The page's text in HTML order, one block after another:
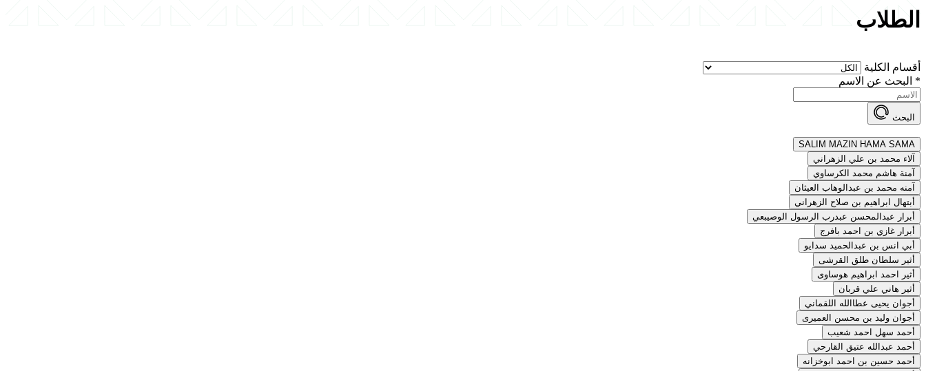
الطلاب
أقسام الكلية
* البحث عن الاسم
البحث
SALIM MAZIN HAMA SAMA
آلاء محمد بن علي الزهراني
آمنة هاشم محمد الكرساوي
آمنه محمد بن عبدالوهاب العيثان
أبتهال ابراهيم بن صلاح الزهراني
أبرار عبدالمحسن عبدرب الرسول الوصيبعي
أبرار غازي بن احمد بافرج
أبي انس بن عبدالحميد سدايو
أثير سلطان طلق القرشى
أثير احمد ابراهيم هوساوى
أثير هاني علي قربان
أجوان يحيى عطاالله اللقماني
أجوان وليد بن محسن العميرى
أحمد سهل احمد شعيب
أحمد عبدالله عتيق القارحي
أحمد حسين بن احمد ابوخزانه